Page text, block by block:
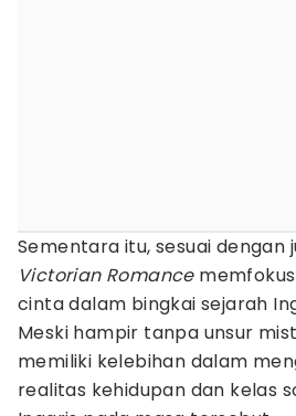
Sementara itu, sesuai dengan
Victorian Romance
cinta dalam bingkai sejarah
Meski hampir tanpa unsur
memiliki kelebihan dalam
realitas kehidupan dan kelas